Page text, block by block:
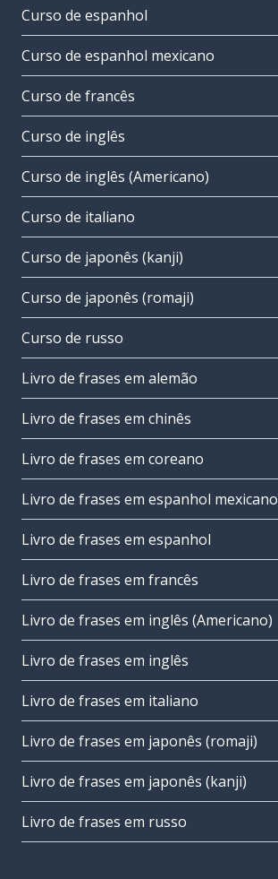
Curso de espanhol
Curso de espanhol mexicano
Curso de francês
Curso de inglês
Curso de inglês (Americano)
Curso de italiano
Curso de japonês (kanji)
Curso de japonês (romaji)
Curso de russo
Livro de frases em alemão
Livro de frases em chinês
Livro de frases em coreano
Livro de frases em espanhol mexicano
Livro de frases em espanhol
Livro de frases em francês
Livro de frases em inglês (Americano)
Livro de frases em inglês
Livro de frases em italiano
Livro de frases em japonês (romaji)
Livro de frases em japonês (kanji)
Livro de frases em russo